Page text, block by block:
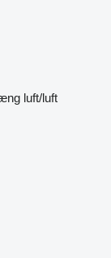
luft/luft